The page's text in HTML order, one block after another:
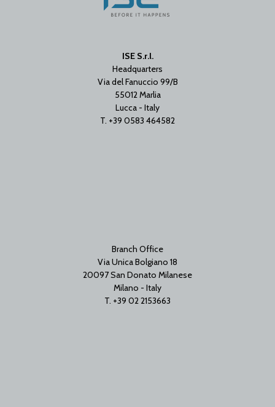
ISE S.r.l.
Headquarters
Via del Fanuccio 99/B
55012 Marlia
Lucca - Italy
T. +39 0583 464582
Branch Office
Via Unica Bolgiano 18
20097 San Donato Milanese
Milano - Italy
T. +39 02 2153663